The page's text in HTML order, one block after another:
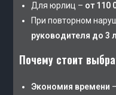
Для юрлиц – от 110
При повторном
руководителя до 3
Почему стоит
Экономия времени